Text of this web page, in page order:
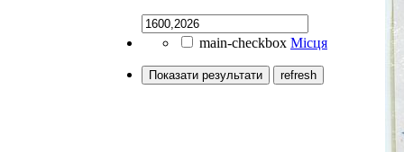
main-checkbox Місця
Показати результати refresh